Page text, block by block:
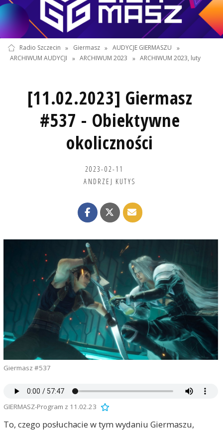
Radio Szczecin » Giermasz » AUDYCJE GIERMASZU
»
ARCHIWUM AUDYCJI
» ARCHIWUM 2023 » ARCHIWUM 2023, luty
[11.02.2023] Giermasz
#537 - Obiektywne
okoliczności
2023-02-11
ANDRZEJ KUTYS
Giermasz #537
GIERMASZ-Program z 11.02.23
To, czego posłuchacie w tym wydaniu Giermaszu,